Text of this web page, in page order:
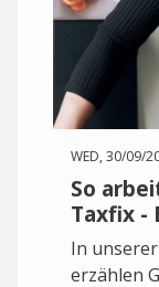
WED, 30/09/
So
Taxfix -
In
erzählen